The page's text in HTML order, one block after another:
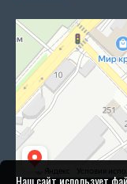
Наш сайт использует